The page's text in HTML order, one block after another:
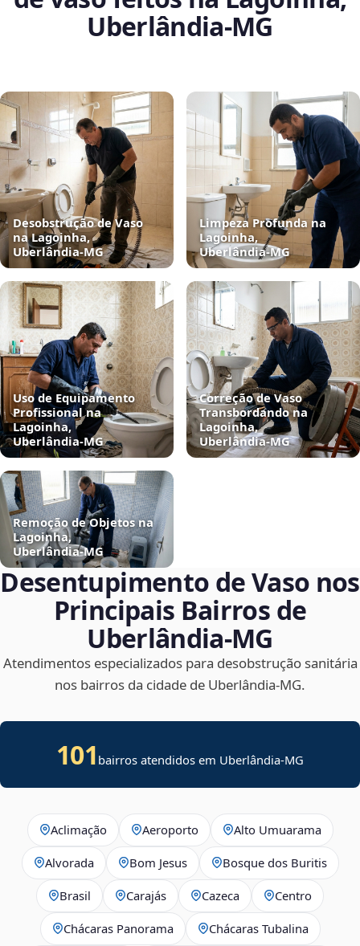
Uberlândia‑MG
Desobstrução de Vaso
na Lagoinha,
Uberlândia‑MG
Limpeza Profunda na
Lagoinha,
Uberlândia‑MG
Uso de Equipamento
Profissional na
Lagoinha,
Uberlândia‑MG
Correção de Vaso
Transbordando na
Lagoinha,
Uberlândia‑MG
Remoção de Objetos na
Lagoinha,
Uberlândia‑MG
Desentupimento de Vaso nos
Principais Bairros de
Uberlândia‑MG
Atendimentos especializados para desobstrução sanitária
nos bairros da cidade de Uberlândia‑MG.
101 bairros atendidos em Uberlândia-MG
Aclimação Aeroporto Alto Umuarama
Alvorada Bom Jesus Bosque dos Buritis
Brasil Carajás Cazeca Centro
Chácaras Panorama Chácaras Tubalina